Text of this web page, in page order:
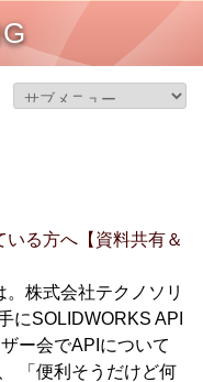
る方へ【資料共有＆
株式会社テクノソリ
にSOLIDWORKS API
ー会でAPIについて
「便利そうだけど何